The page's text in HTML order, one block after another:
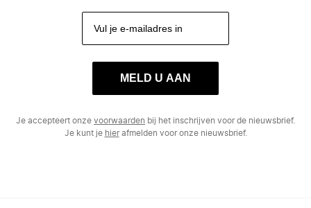
MELD U AAN
Je accepteert onze voorwaarden bij het inschrijven voor de nieuwsbrief.
Je kunt je hierafmelden voor onze nieuwsbrief.